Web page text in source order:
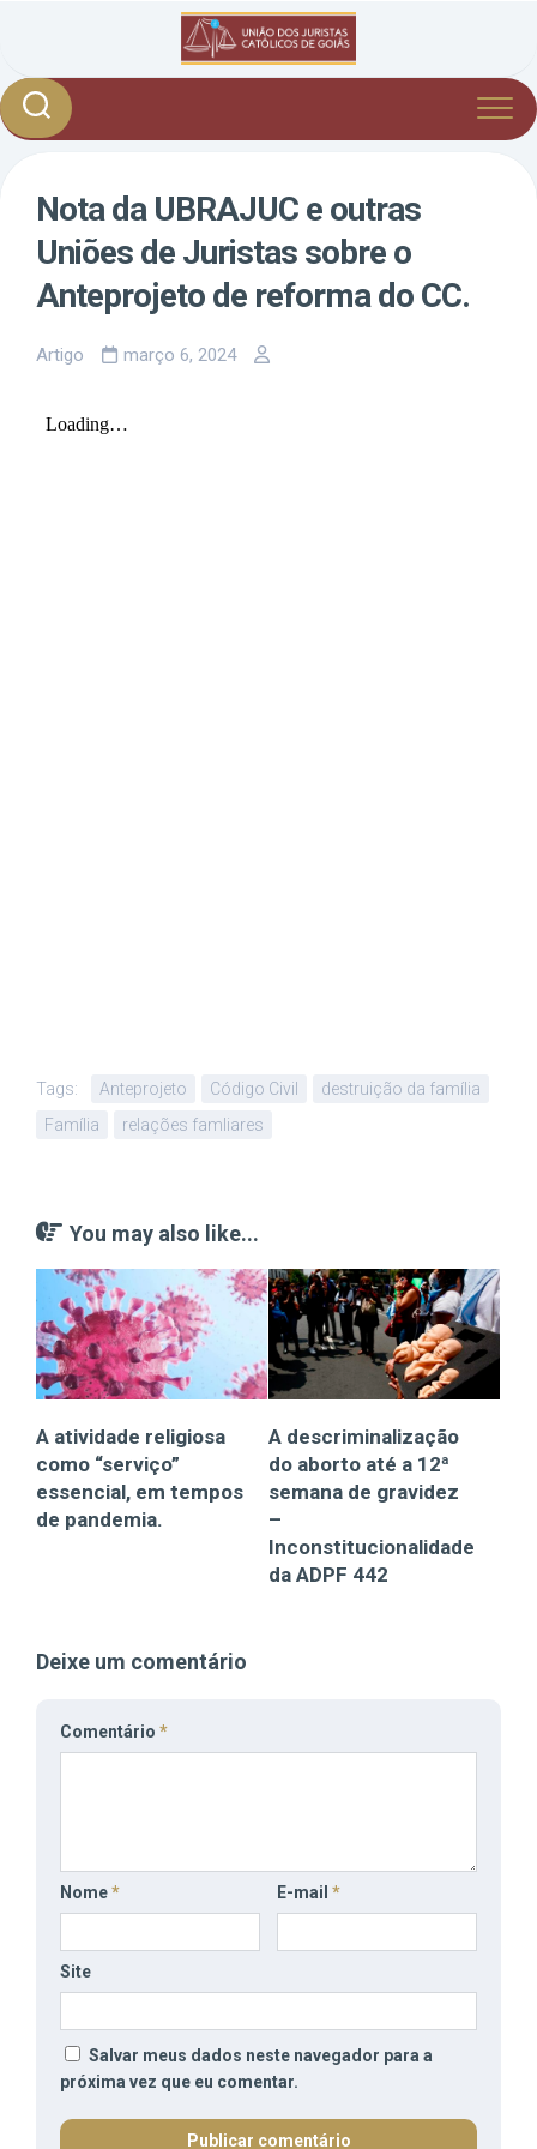
Nota da UBRAJUC e outras
Uniões de Juristas sobre o
Anteprojeto de reforma do CC.
Artigo março 6, 2024
Tags: Anteprojeto Código Civil
destruição da família
Família
relações famliares
You may also like...
A atividade religiosa
como “serviço”
essencial, em tempos
de pandemia.
A descriminalização
do aborto até a 12ª
semana de gravidez
–
Inconstitucionalidade
da ADPF 442
Deixe um comentário
Comentário *
Nome* E-mail *
Site
Salvar meus dados neste navegador para a
próxima vez que eu comentar.